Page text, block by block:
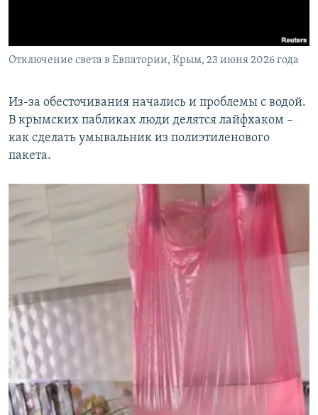
Отключение света в Евпатории, Крым, 23 июня 2026 года
Из-за обесточивания начались и проблемы с водой.
В крымских пабликах люди делятся лайфхаком –
как сделать умывальник из полиэтиленового
пакета.